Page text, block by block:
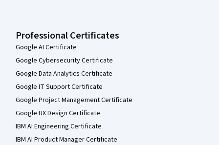
Professional Certificates
Google AI Certificate
Google Cybersecurity Certificate
Google Data Analytics Certificate
Google IT Support Certificate
Google Project Management Certificate
Google UX Design Certificate
IBM AI Engineering Certificate
IBM AI Product Manager Certificate